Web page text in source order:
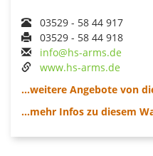
03529 - 58 44 917
03529 - 58 44 918
info@hs-arms.de
www.hs-arms.de
...weitere Angebote von
...mehr Infos zu diesem